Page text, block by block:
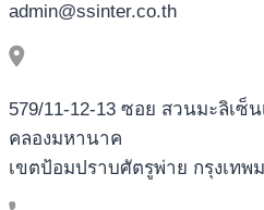
admin@ssinter.co.th
579/11-12-13 ซอย สวนมะลิเซ็
คลองมหานาค
เขตป้อมปราบศัตรูพ่าย กรุงเทพ